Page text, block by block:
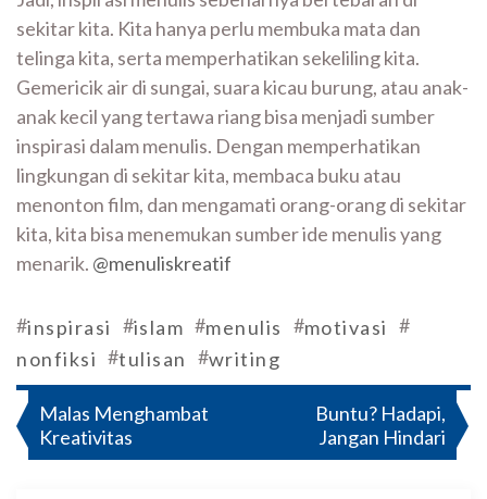
sekitar kita. Kita hanya perlu membuka mata dan
telinga kita, serta memperhatikan sekeliling kita.
Gemericik air di sungai, suara kicau burung, atau anak-
anak kecil yang tertawa riang bisa menjadi sumber
inspirasi dalam menulis. Dengan memperhatikan
lingkungan di sekitar kita, membaca buku atau
menonton film, dan mengamati orang-orang di sekitar
kita, kita bisa menemukan sumber ide menulis yang
menarik. @menuliskreatif
#inspirasi #islam #menulis #motivasi #
nonfiksi #tulisan #writing
Navigasi
pos
Malas Menghambat
Kreativitas
Buntu? Hadapi,
Jangan Hindari